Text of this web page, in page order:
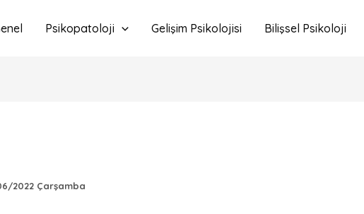
Psikopatoloji Gelişim Psikolojisi Bilişsel Psikoloji
2022 Çarşamba